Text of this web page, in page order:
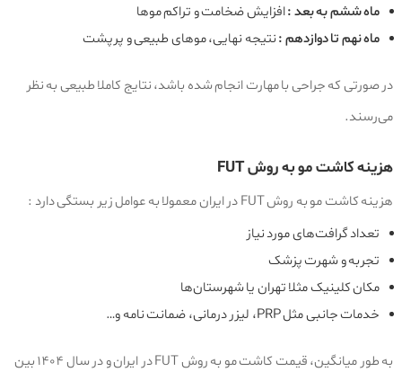
ماه ششم به بعد :افزایش ضخامت و تراکم موها
ماه نهم تا دوازدهم :نتیجه نهایی، موهای طبیعی و پرپشت
در صورتی که جراحی با مهارت انجام شده باشد، نتایج کاملا طبیعی به نظر
می‌رسند.
هزینه کاشت مو به روش FUT
هزینه کاشت مو به روش FUT در ایران معمولا به عوامل زیر بستگی دارد :
تعداد گرافت‌های مورد نیاز
تجربه و شهرت پزشک
مکان کلینیک مثلا تهران یا شهرستان‌ها
خدمات جانبی مثل PRP، لیزر درمانی، ضمانت‌ نامه و…
به‌ طور میانگین، قیمت کاشت مو به روش FUT در ایران و در سال ۱۴۰۴ بین